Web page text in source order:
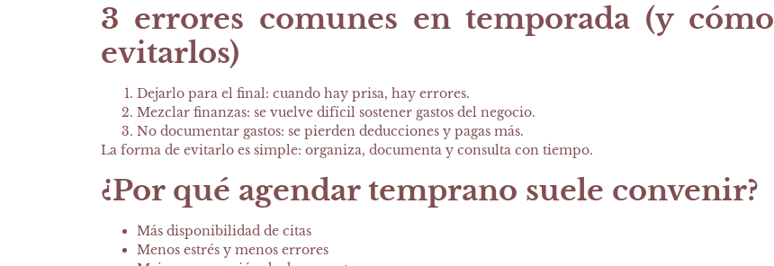
3 errores comunes en temporada (y cómo
evitarlos)
Dejarlo para el final: cuando hay prisa, hay errores.
Mezclar finanzas: se vuelve difícil sostener gastos del negocio.
No documentar gastos: se pierden deducciones y pagas más.
La forma de evitarlo es simple: organiza, documenta y consulta con tiempo.
¿Por qué agendar temprano suele convenir?
Más disponibilidad de citas
Menos estrés y menos errores